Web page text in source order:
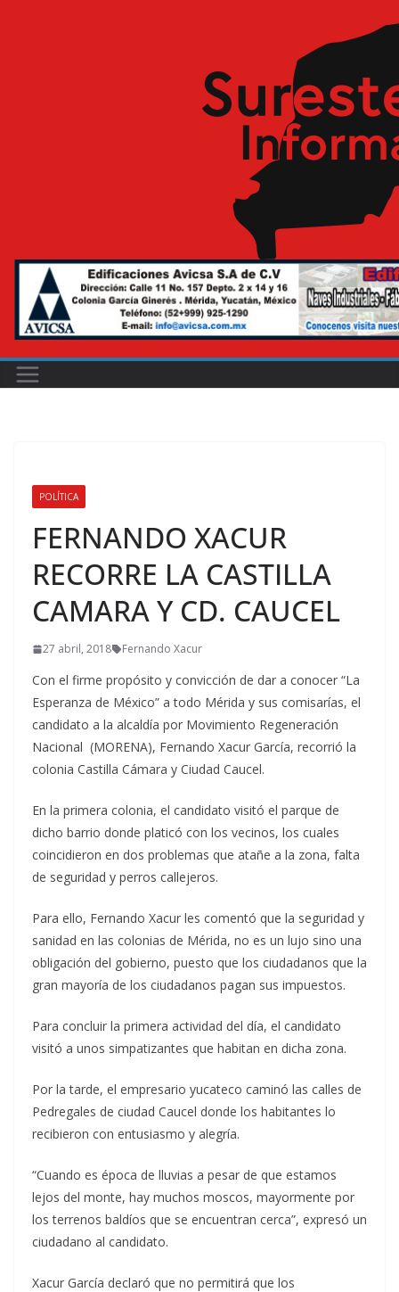
POLÍTICA
FERNANDO XACUR
RECORRE LA CASTILLA
CAMARA Y CD. CAUCEL
27 abril, 2018 Fernando Xacur
Con el firme propósito y convicción de dar a conocer “La
Esperanza de México” a todo Mérida y sus comisarías, el
candidato a la alcaldía por Movimiento Regeneración
Nacional (MORENA), Fernando Xacur García, recorrió la
colonia Castilla Cámara y Ciudad Caucel.
En la primera colonia, el candidato visitó el parque de
dicho barrio donde platicó con los vecinos, los cuales
coincidieron en dos problemas que atañe a la zona, falta
de seguridad y perros callejeros.
Para ello, Fernando Xacur les comentó que la seguridad y
sanidad en las colonias de Mérida, no es un lujo sino una
obligación del gobierno, puesto que los ciudadanos que la
gran mayoría de los ciudadanos pagan sus impuestos.
Para concluir la primera actividad del día, el candidato
visitó a unos simpatizantes que habitan en dicha zona.
Por la tarde, el empresario yucateco caminó las calles de
Pedregales de ciudad Caucel donde los habitantes lo
recibieron con entusiasmo y alegría.
“Cuando es época de lluvias a pesar de que estamos
lejos del monte, hay muchos moscos, mayormente por
los terrenos baldíos que se encuentran cerca”, expresó un
ciudadano al candidato.
Xacur García declaró que no permitirá que los